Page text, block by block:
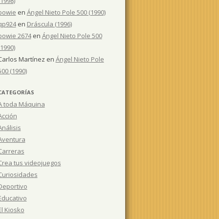
en Ángel Nieto Pole 500 (1990)
en Dráscula (1996)
2674en Ángel Nieto Pole 500
Martínez en Ángel Nieto Pole
(1990)
toda Máquina
tus videojuegos
Kiosko